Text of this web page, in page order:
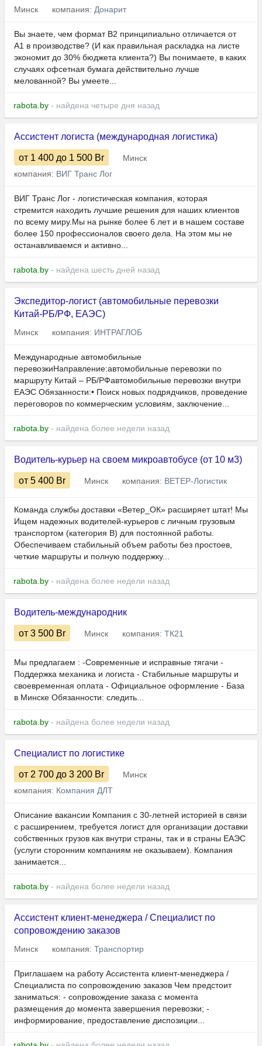
Минск компания: Донарит
Вы знаете, чем формат В2 принципиально отличается от
А1 в производстве? (И как правильная раскладка на листе
экономит до 30% бюджета клиента?) Вы понимаете, в каких
случаях офсетная бумага действительно лучше
мелованной? Вы умеете...
rabota.by - найдена четыре дня назад
Ассистент логиста (международная логистика)
от 1 400 до 1 500 Br
Минск
компания: ВИГ Транс Лог
ВИГ Транс Лог - логистическая компания, которая
стремится находить лучшие решения для наших клиентов
по всему миру.Мы на рынке более 6 лет и в нашем составе
более 150 профессионалов своего дела. На этом мы не
останавливаемся и активно...
rabota.by - найдена шесть дней назад
Экспедитор-логист (автомобильные перевозки
Китай-РБ/РФ, ЕАЭС)
Минск компания: ИНТРАГЛОБ
Международные автомобильные
перевозкиНаправление:автомобильные перевозки по
маршруту Китай – РБ/РФавтомобильные перевозки внутри
ЕАЭС Обязанности:• Поиск новых подрядчиков, проведение
переговоров по коммерческим условиям, заключение...
rabota.by - найдена более недели назад
Водитель-курьер на своем микроавтобусе (от 10 м3)
от 5 400 Br Минск компания: ВЕТЕР-Логистик
Команда службы доставки «Ветер_ОК» расширяет штат! Мы
Ищем надежных водителей-курьеров с личным грузовым
транспортом (категория В) для постоянной работы.
Обеспечиваем стабильный объем работы без простоев,
четкие маршруты и полную поддержку...
rabota.by - найдена более недели назад
Водитель-международник
от 3 500 Br Минск компания: ТК21
Мы предлагаем : -Современные и исправные тягачи -
Поддержка механика и логиста - Стабильные маршруты и
своевременная оплата - Официальное оформление - База
в Минске Обязанности: следить...
rabota.by - найдена более недели назад
Специалист по логистике
от 2 700 до 3 200 Br
Минск
компания: Компания ДЛТ
Описание вакансии Компания с 30-летней историей в связи
с расширением, требуется логист для организации доставки
собственных грузов как внутри страны, так и в страны ЕАЭС
(услуги сторонним компаниям не оказываем). Компания
занимается...
rabota.by - найдена более недели назад
Ассистент клиент-менеджера / Специалист по
сопровождению заказов
Минск компания: Транспортир
Приглашаем на работу Ассистента клиент-менеджера /
Специалиста по сопровождению заказов Чем предстоит
заниматься: - сопровождение заказа с момента
размещения до момента завершения перевозки; -
информирование, предоставление диспозиции...